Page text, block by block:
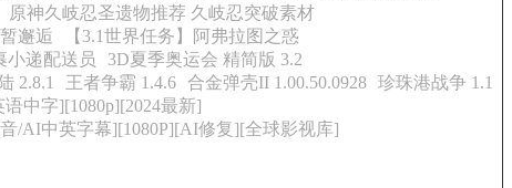
原神久岐忍圣遗物推荐 久岐忍突破素材
邂逅
【3.1世界任务】阿弗拉图之惑
小递配送员
3D夏季奥运会 精简版 3.2
2.8.1 王者争霸 1.4.6 合金弹壳II 1.00.50.0928 珍珠港战争 1.1
中字][1080p][2024最新]
/AI中英字幕][1080P][AI修复][全球影视库]